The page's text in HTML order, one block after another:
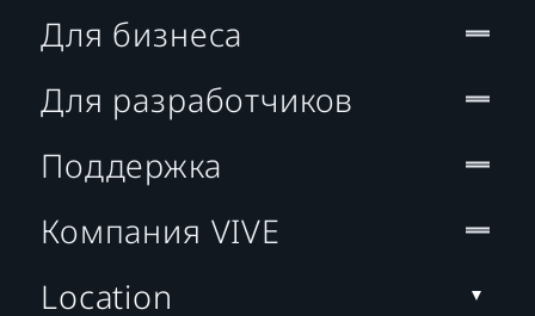
Для бизнеса
Для разработчиков
Поддержка
Компания VIVE
Location